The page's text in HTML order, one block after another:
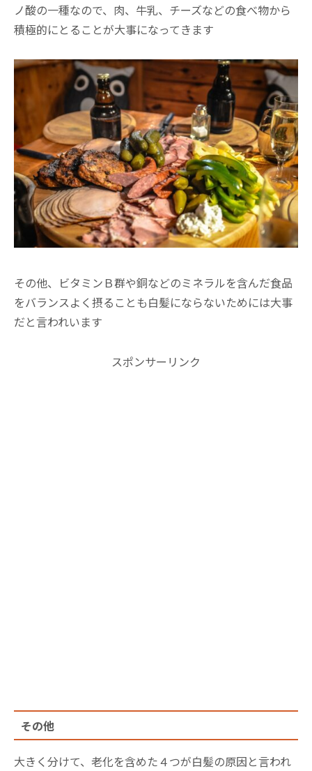
ノ酸の一種なので、肉、牛乳、チーズなどの食べ物から
積極的にとることが大事になってきます
その他、ビタミンＢ群や銅などのミネラルを含んだ食品
をバランスよく摂ることも白髪にならないためには大事
だと言われいます
スポンサーリンク
その他
大きく分けて、老化を含めた４つが白髪の原因と言われ